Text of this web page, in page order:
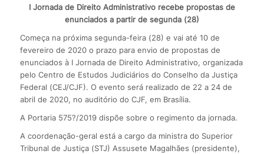
I Jornada de Direito Administrativo recebe propostas de
enunciados a partir de segunda (28)
Começa na próxima segunda-feira (28) e vai até 10 de
fevereiro de 2020 o prazo para envio de propostas de
enunciados à I Jornada de Direito Administrativo, organizada
pelo Centro de Estudos Judiciários do Conselho da Justiça
Federal (CEJ/CJF). O evento será realizado de 22 a 24 de
abril de 2020, no auditório do CJF, em Brasília.
A Portaria 575?/2019 dispõe sobre o regimento da jornada.
A coordenação-geral está a cargo da ministra do Superior
Tribunal de Justiça (STJ) Assusete Magalhães (presidente),